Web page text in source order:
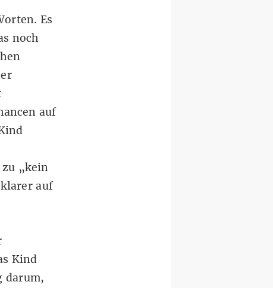
Es
noch
auf
„kein
auf
Kind
darum,